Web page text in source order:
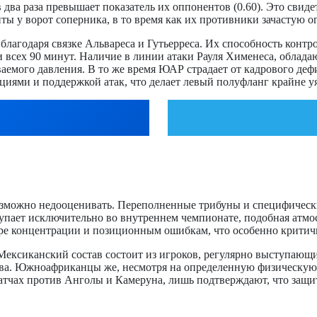
раза превышает показатель их оппонентов (0.60). Это
у ворот соперника, в то время как их противники зачастую
связке Альвареса и Гутьерреса. Их способность
всех 90 минут. Наличие в линии атаки Рауля Хименеса,
давления. В то же время ЮАР страдает от кадрового
и поддержкой атак, что делает левый полуфланг крайне
недооценивать. Переполненные трибуны и
исключительно во внутреннем чемпионате, подобная
концентрации и позиционным ошибкам, что особенно
состав состоит из игроков, регулярно
Южноафриканцы же, несмотря на определенную
против Анголы и Камеруна, лишь подтверждают, что